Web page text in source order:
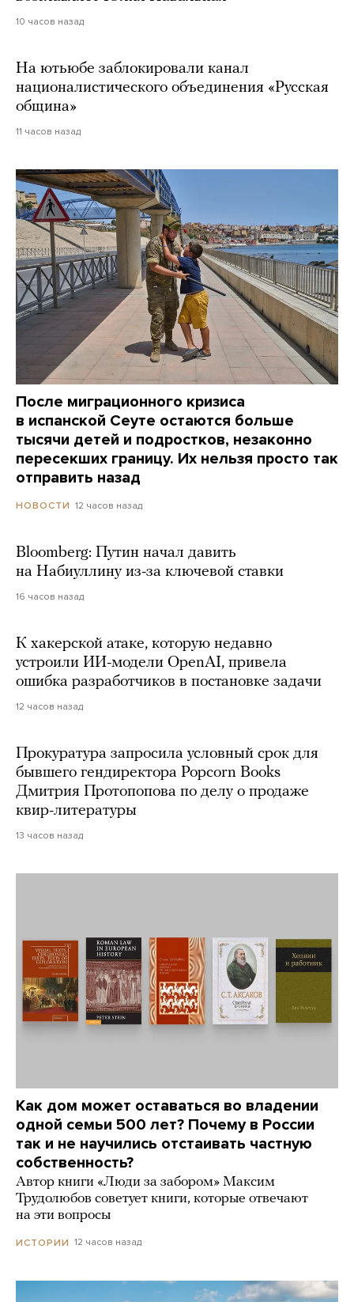
10 часов назад
На ютьюбе заблокировали канал
националистического объединения «Русская
община»
11 часов назад
После миграционного кризиса
в испанской Сеуте остаются больше
тысячи детей и подростков, незаконно
пересекших границу. Их нельзя просто так
отправить назад
НОВОСТИ 12 часов назад
Bloomberg: Путин начал давить
на Набиуллину из-за ключевой ставки
16 часов назад
К хакерской атаке, которую недавно
устроили ИИ-модели OpenAI, привела
ошибка разработчиков в постановке задачи
12 часов назад
Прокуратура запросила условный срок для
бывшего гендиректора Popcorn Books
Дмитрия Протопопова по делу о продаже
квир-литературы
13 часов назад
Как дом может оставаться во владении
одной семьи 500 лет? Почему в России
так и не научились отстаивать частную
собственность?
Автор книги «Люди за забором» Максим
Трудолюбов советует книги, которые отвечают
на эти вопросы
ИСТОРИИ 12 часов назад